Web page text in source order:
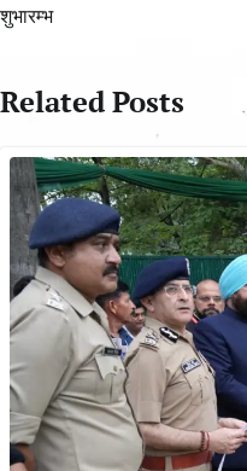
शुभारम्भ
Related Posts